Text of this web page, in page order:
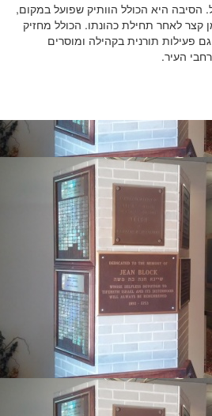
הסיבה היא הכולל הוותיק שפועל במקום,
קצר לאחר תחילת כהונתו. הכולל מחזיק
פעילות תורנית בקהילה ומוסרים
העיר.